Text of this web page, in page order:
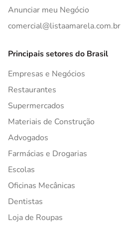
Anunciar meu Negócio
comercial@listaamarela.com.br
Principais setores do Brasil
Empresas e Negócios
Restaurantes
Supermercados
Materiais de Construção
Advogados
Farmácias e Drogarias
Escolas
Oficinas Mecânicas
Dentistas
Loja de Roupas